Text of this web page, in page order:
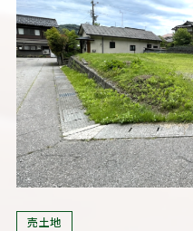
売土地